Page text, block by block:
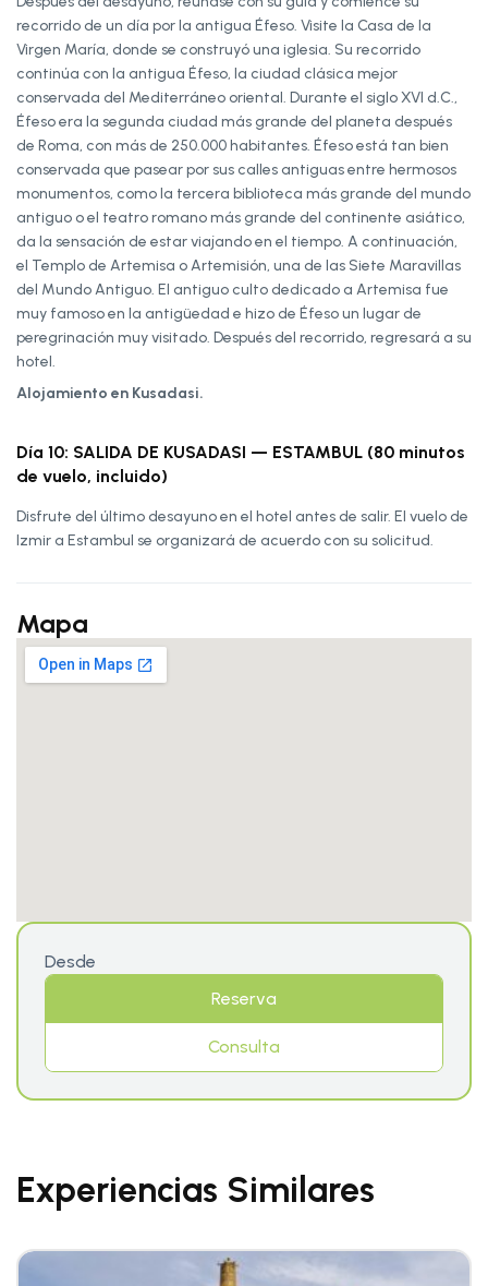
recorrido de un día por la antigua Éfeso. Visite la Casa de la
Virgen María, donde se construyó una iglesia. Su recorrido
continúa con la antigua Éfeso, la ciudad clásica mejor
conservada del Mediterráneo oriental. Durante el siglo XVI d.C.,
Éfeso era la segunda ciudad más grande del planeta después
de Roma, con más de 250.000 habitantes. Éfeso está tan bien
conservada que pasear por sus calles antiguas entre hermosos
monumentos, como la tercera biblioteca más grande del mundo
antiguo o el teatro romano más grande del continente asiático,
da la sensación de estar viajando en el tiempo. A continuación,
el Templo de Artemisa o Artemisión, una de las Siete Maravillas
del Mundo Antiguo. El antiguo culto dedicado a Artemisa fue
muy famoso en la antigüedad e hizo de Éfeso un lugar de
peregrinación muy visitado. Después del recorrido, regresará a su
hotel.
Alojamiento en Kusadasi.
Día 10: SALIDA DE KUSADASI — ESTAMBUL (80 minutos
de vuelo, incluido)
Disfrute del último desayuno en el hotel antes de salir. El vuelo de
Izmir a Estambul se organizará de acuerdo con su solicitud.
Mapa
Desde
Reserva
Consulta
Experiencias Similares